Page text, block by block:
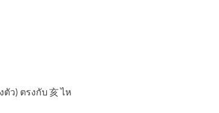
ตัว) ตรงกับ 亥 ไห